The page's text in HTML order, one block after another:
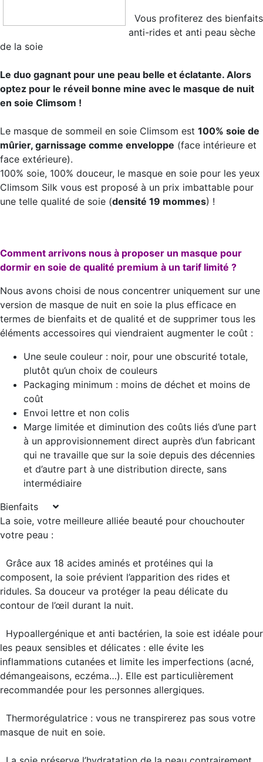
Vous profiterez des bienfaits
anti-rides et anti peau sèche
de la soie
Le duo gagnant pour une peau belle et éclatante. Alors
optez pour le réveil bonne mine avec le masque de nuit
en soie Climsom !
Le masque de sommeil en soie Climsom est 100% soie de
mûrier, garnissage comme enveloppe (face intérieure et
face extérieure).
100% soie, 100% douceur, le masque en soie pour les yeux
Climsom Silk vous est proposé à un prix imbattable pour
une telle qualité de soie (densité 19 mommes) !
Comment arrivons nous à proposer un masque pour
dormir en soie de qualité premium à un tarif limité ?
Nous avons choisi de nous concentrer uniquement sur une
version de masque de nuit en soie la plus efficace en
termes de bienfaits et de qualité et de supprimer tous les
éléments accessoires qui viendraient augmenter le coût :
Une seule couleur : noir, pour une obscurité totale,
plutôt qu’un choix de couleurs
Packaging minimum : moins de déchet et moins de
coût
Envoi lettre et non colis
Marge limitée et diminution des coûts liés d’une part
à un approvisionnement direct auprès d’un fabricant
qui ne travaille que sur la soie depuis des décennies
et d’autre part à une distribution directe, sans
intermédiaire
Bienfaits
La soie, votre meilleure alliée beauté pour chouchouter
votre peau :
Grâce aux 18 acides aminés et protéines qui la
composent, la soie prévient l’apparition des rides et
ridules. Sa douceur va protéger la peau délicate du
contour de l’œil durant la nuit.
Hypoallergénique et anti bactérien, la soie est idéale pour
les peaux sensibles et délicates : elle évite les
inflammations cutanées et limite les imperfections (acné,
démangeaisons, eczéma…). Elle est particulièrement
recommandée pour les personnes allergiques.
Thermorégulatrice : vous ne transpirerez pas sous votre
masque de nuit en soie.